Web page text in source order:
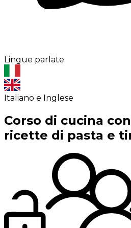
Lingue parlate:
Italiano e Inglese
Corso di cucina
ricette di pasta e